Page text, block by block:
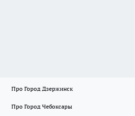
Про Город Дзержинск
Про Город Чебоксары